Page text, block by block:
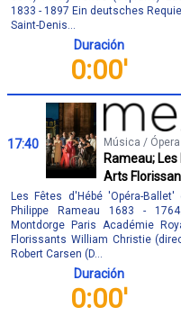
1833 - 1897 Ein deutsches
Saint-Denis...
Duración
0:00'
17:40 Música / Ópera
Rameau;
Arts
Les Fêtes d'Hébé 'Opéra-
Philippe Rameau 1683 -
Montdorge Paris Académie
Florissants William Christie
Robert Carsen (D...
Duración
0:00'